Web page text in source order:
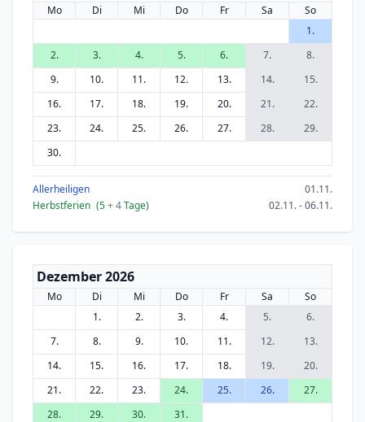
Mo Di Mi Do Fr Sa
So
1.
2.
3. 4. 5. 6. 7.
8.
9.
10. 11. 12. 13. 14.
15.
16.
17. 18. 19. 20. 21.
22.
23.
24. 25. 26. 27. 28.
29.
30.
Allerheiligen
01.11.
Herbstferien (5+ 4Tage) 02.11. - 06.11.
Dezember 2026
Mo Di Mi Do Fr Sa
So
1.
2. 3. 4. 5.
6.
7.
8. 9. 10. 11. 12.
13.
14.
15. 16. 17. 18. 19.
20.
21.
22. 23. 24. 25. 26.
27.
28.
29. 30. 31.